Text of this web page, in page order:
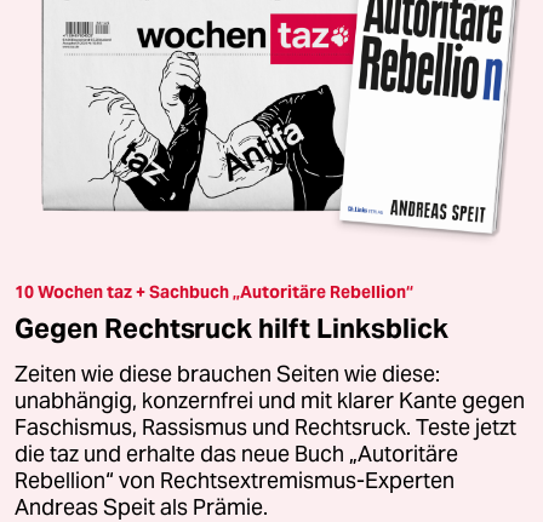
10 Wochen taz + Sachbuch „Autoritäre Rebellion“
Gegen Rechtsruck hilft Linksblick
Zeiten wie diese brauchen Seiten wie diese:
unabhängig, konzernfrei und mit klarer Kante gegen
Faschismus, Rassismus und Rechtsruck. Teste jetzt
die taz und erhalte das neue Buch „Autoritäre
Rebellion“ von Rechtsextremismus-Experten
Andreas Speit als Prämie.